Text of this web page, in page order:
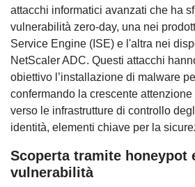
attacchi informatici avanzati che ha
vulnerabilità zero-day, una nei
Service Engine (ISE) e l'altra nei
NetScaler ADC. Questi attacchi
obiettivo l’installazione di malware
confermando la crescente
verso le infrastrutture di controllo
identità, elementi chiave per la
Scoperta tramite honeypot
vulnerabilità